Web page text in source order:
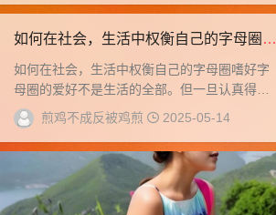
如何在社会，生活中权衡自己的字母圈嗜
好
如何在社会，生活中权衡自己的字母圈嗜好字
母圈的爱好不是生活的全部。但一旦认真得对
待起来，进入场景和情景的时候，M/Sub就要归
属...
煎鸡不成反被鸡煎 2025-05-14